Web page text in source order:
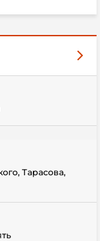
Тарасова,